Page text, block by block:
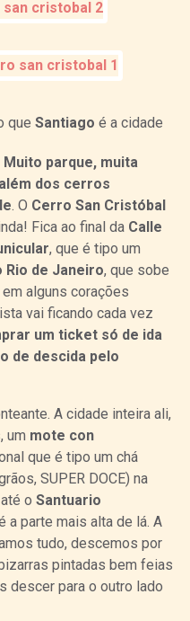
que Santiago é a cidade
Muito parque, muita
dos cerros
. O Cerro San Cristóbal
Fica ao final daCalle
, que é tipo um
Rio de Janeiro, que sobe
alguns corações
vai ficando cada vez
um ticket só de ida
de descida pelo
A cidade inteira ali,
um mote con
que é tipo um chá
SUPER DOCE) na
o Santuario
a parte mais alta de lá. A
tudo, descemos por
pintadas bem feias
descer para o outro lado